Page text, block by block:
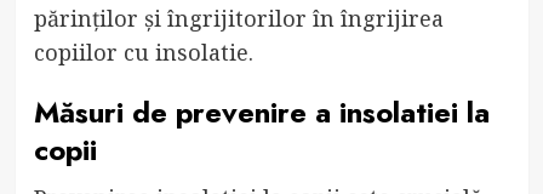
părinților și îngrijitorilor în îngrijirea
copiilor cu insolatie.
Măsuri de prevenire a insolatiei la
copii